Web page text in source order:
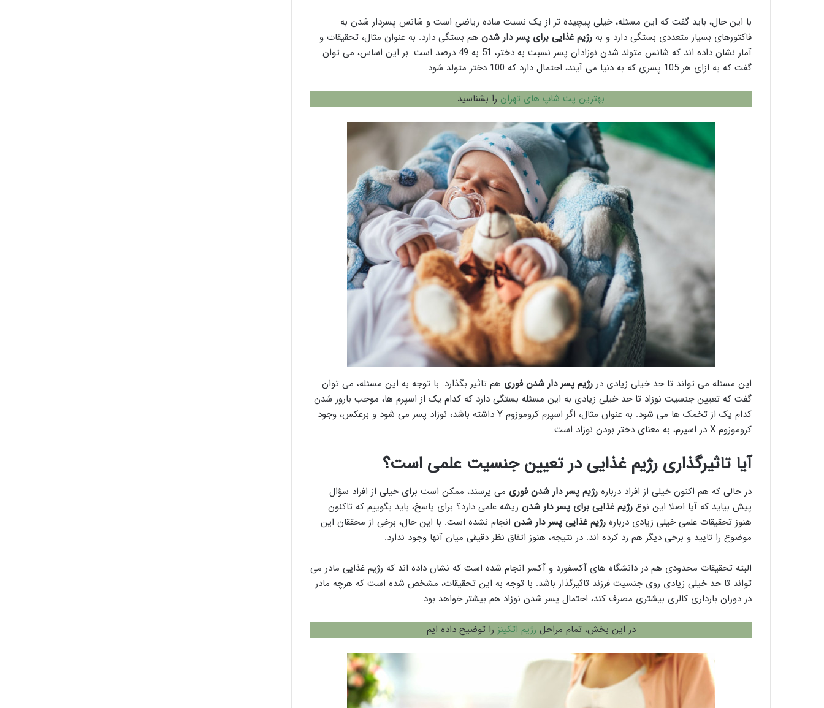
با این حال، باید گفت که این مسئله، خیلی پیچیده تر از یک نسبت ساده ریاضی است و شانس پسردار شدن به
فاکتورهای بسیار متعددی بستگی دارد و به رژیم غذایی برای پسر دار شدن هم بستگی دارد. به عنوان مثال، تحقیقات و
آمار نشان داده اند که شانس متولد شدن نوزادان پسر نسبت به دختر، 51 به 49 درصد است. بر این اساس، می توان
گفت که به ازای هر 105 پسری که به دنیا می آیند، احتمال دارد که 100 دختر متولد شود.
بهترین پت شاپ های تهران را بشناسید
این مسئله می تواند تا حد خیلی زیادی در رژیم پسر دار شدن فوری هم تاثیر بگذارد. با توجه به این مسئله، می توان
گفت که تعیین جنسیت نوزاد تا حد خیلی زیادی به این مسئله بستگی دارد که کدام یک از اسپرم ها، موجب بارور شدن
کدام یک از تخمک ها می شود. به عنوان مثال، اگر اسپرم کروموزوم Y داشته باشد، نوزاد پسر می شود و برعکس، وجود
کروموزوم X در اسپرم، به معنای دختر بودن نوزاد است.
آیا تاثیرگذاری رژیم غذایی در تعیین جنسیت علمی است؟
در حالی که هم اکنون خیلی از افراد درباره رژیم پسر دار شدن فوری می پرسند، ممکن است برای خیلی از افراد سؤال
پیش بیاید که آیا اصلا این نوع رژیم غذایی برای پسر دار شدن ریشه علمی دارد؟ برای پاسخ، باید بگوییم که تاکنون
هنوز تحقیقات علمی خیلی زیادی درباره رژیم غذایی پسر دار شدن انجام نشده است. با این حال، برخی از محققان این
موضوع را تایید و برخی دیگر هم رد کرده اند. در نتیجه، هنوز اتفاق نظر دقیقی میان آنها وجود ندارد.
البته تحقیقات محدودی هم در دانشگاه های آکسفورد و آکسر انجام شده است که نشان داده اند که رژیم غذایی مادر می
تواند تا حد خیلی زیادی روی جنسیت فرزند تاثیرگذار باشد. با توجه به این تحقیقات، مشخص شده است که هرچه مادر
در دوران بارداری کالری بیشتری مصرف کند، احتمال پسر شدن نوزاد هم بیشتر خواهد بود.
در این بخش، تمام مراحل رژیم اتکینز را توضیح داده ایم